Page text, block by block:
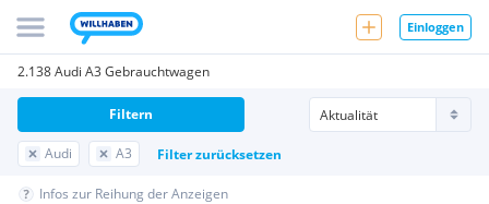
Einloggen
2.138 Audi A3 Gebrauchtwagen
Audi A3 Filter zurücksetzen
Filtern
Infos zur Reihung der Anzeigen